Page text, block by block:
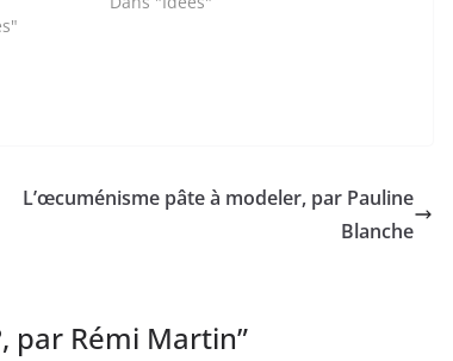
L’œcuménisme pâte à modeler, par Pauline
Blanche
par Rémi Martin”